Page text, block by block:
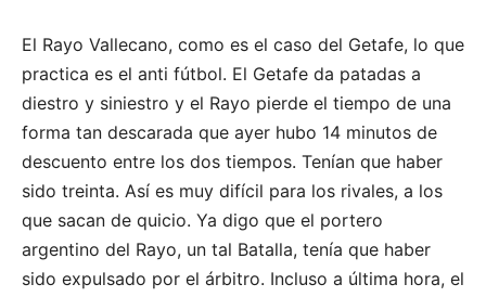
El Rayo Vallecano, como es el caso del Getafe, lo que
practica es el anti fútbol. El Getafe da patadas a
diestro y siniestro y el Rayo pierde el tiempo de una
forma tan descarada que ayer hubo 14 minutos de
descuento entre los dos tiempos. Tenían que haber
sido treinta. Así es muy difícil para los rivales, a los
que sacan de quicio. Ya digo que el portero
argentino del Rayo, un tal Batalla, tenía que haber
sido expulsado por el árbitro. Incluso a última hora, el